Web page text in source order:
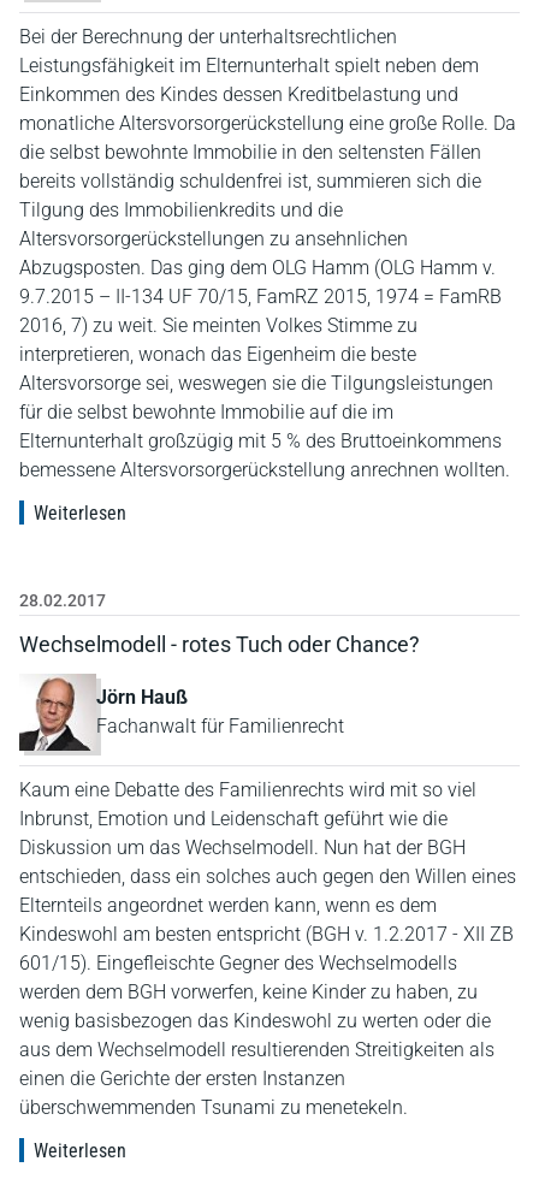
Bei der Berechnung der unterhaltsrechtlichen
Leistungsfähigkeit im Elternunterhalt spielt neben dem
Einkommen des Kindes dessen Kreditbelastung und
monatliche Altersvorsorgerückstellung eine große Rolle. Da
die selbst bewohnte Immobilie in den seltensten Fällen
bereits vollständig schuldenfrei ist, summieren sich die
Tilgung des Immobilienkredits und die
Altersvorsorgerückstellungen zu ansehnlichen
Abzugsposten. Das ging dem OLG Hamm (OLG Hamm v.
9.7.2015 – II-134 UF 70/15, FamRZ 2015, 1974 = FamRB
2016, 7) zu weit. Sie meinten Volkes Stimme zu
interpretieren, wonach das Eigenheim die beste
Altersvorsorge sei, weswegen sie die Tilgungsleistungen
für die selbst bewohnte Immobilie auf die im
Elternunterhalt großzügig mit 5 % des Bruttoeinkommens
bemessene Altersvorsorgerückstellung anrechnen wollten.
Weiterlesen
28.02.2017
Wechselmodell - rotes Tuch oder Chance?
Jörn Hauß
Fachanwalt für Familienrecht
Kaum eine Debatte des Familienrechts wird mit so viel
Inbrunst, Emotion und Leidenschaft geführt wie die
Diskussion um das Wechselmodell. Nun hat der BGH
entschieden, dass ein solches auch gegen den Willen eines
Elternteils angeordnet werden kann, wenn es dem
Kindeswohl am besten entspricht (BGH v. 1.2.2017 - XII ZB
601/15). Eingefleischte Gegner des Wechselmodells
werden dem BGH vorwerfen, keine Kinder zu haben, zu
wenig basisbezogen das Kindeswohl zu werten oder die
aus dem Wechselmodell resultierenden Streitigkeiten als
einen die Gerichte der ersten Instanzen
überschwemmenden Tsunami zu menetekeln.
Weiterlesen